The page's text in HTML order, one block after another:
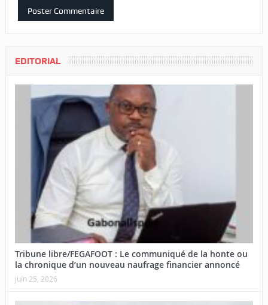
EDITORIAL
Tribune libre/FEGAFOOT : Le communiqué de la honte ou
la chronique d’un nouveau naufrage financier annoncé
juin 25, 2026